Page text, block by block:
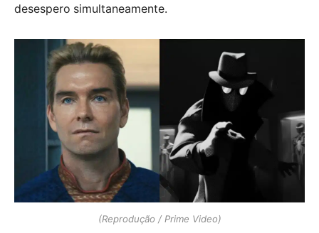
desespero simultaneamente.
(Reprodução / Prime Video)